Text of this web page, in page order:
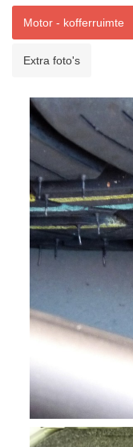
Motor - kofferruimte
Extra foto's